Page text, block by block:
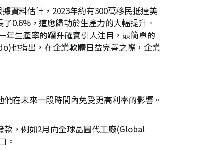
資料估計，2023年約有300萬移民抵達美
0.6%，這應歸功於生產力的大幅提升。
年生產率的躍升確實引人注目，最簡單的
也指出，在企業軟體日益完善之際，企業
在未來一段時間內免受更高利率的影響。
款，例如2月向全球晶圓代工廠(Global
。